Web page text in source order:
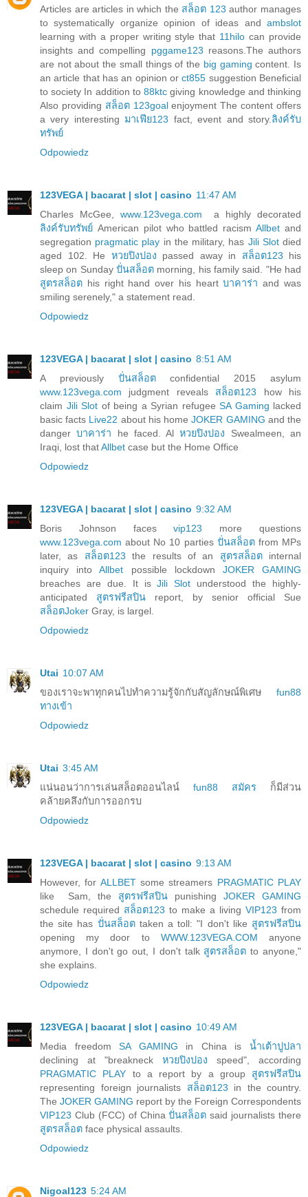
Articles are articles in which the สล็อต 123 author manages
to systematically organize opinion of ideas and ambslot
learning with a proper writing style that 11hilo can provide
insights and compelling pggame123 reasons.The authors
are not about the small things of the big gaming content. Is
an article that has an opinion orct855 suggestion Beneficial
to society In addition to88ktc giving knowledge and thinking
Also providing สล็อต 123goalenjoyment The content offers
a very interesting มาเฟีย123 fact, event and story. ลิงค์รับ
ทรัพย์
Odpowiedz
123VEGA | bacarat | slot | casino 11:47 AM
Charles McGee, www.123vega.com a highly decorated
ลิงค์รับทรัพย์ American pilot who battled racismAllbet and
segregation pragmatic play in the military, has Jili Slotdied
aged 102. He หวยปิงปอง passed away in สล็อต123 his
sleep on Sunday ปั่นสล็อต morning, his family said. "He had
สูตรสล็อต his right hand over his heartบาคาร่า and was
smiling serenely," a statement read.
Odpowiedz
123VEGA | bacarat | slot | casino 8:51 AM
A previously ปั่นสล็อตconfidential 2015 asylum
www.123vega.com judgment reveals สล็อต123 how his
claim Jili Slot of being a Syrian refugee SA Gaming lacked
basic facts Live22 about his homeJOKER GAMING and the
dangerบาคาร่า he faced. Alหวยปิงปอง Swealmeen, an
Iraqi, lost thatAllbet case but the Home Office
Odpowiedz
123VEGA | bacarat | slot | casino 9:32 AM
Boris Johnson facesvip123 more questions
www.123vega.com about No 10 parties ปั่นสล็อตfrom MPs
later, as สล็อต123 the results of an สูตรสล็อตinternal
inquiry intoAllbet possible lockdown JOKER GAMING
breaches are due. It isJili Slot understood the highly-
anticipated สูตรฟรีสปิน report, by senior official Sue
สล็อตJoker Gray, is largel.
Odpowiedz
Utai 10:07 AM
ของเราจะพาทุกคนไปทำความรู้จักกับสัญลักษณ์พิเศษ fun88
ทางเข้า
Odpowiedz
Utai 3:45 AM
แน่นอนว่าการเล่นสล็อตออนไลน์ fun88 สมัคร ก็มีส่วน
คล้ายคลึงกับการออกรบ
Odpowiedz
123VEGA | bacarat | slot | casino 9:13 AM
However, for ALLBETsome streamers PRAGMATIC PLAY
like Sam, the สูตรฟรีสปิน punishing JOKER GAMING
schedule required สล็อต123 to make a living VIP123 from
the site has ปั่นสล็อตtaken a toll: "I don't like สูตรฟรีสปิน
opening my door to WWW.123VEGA.COM anyone
anymore, I don't go out, I don't talk สูตรสล็อต to anyone,"
she explains.
Odpowiedz
123VEGA | bacarat | slot | casino 10:49 AM
Media freedomSA GAMING in China isน้ำเต้าปูปลา
declining at "breakneck หวยปิงปอง speed", according
PRAGMATIC PLAY to a report by a group สูตรฟรีสปิน
representing foreign journalists สล็อต123 in the country.
The JOKER GAMING report by the Foreign Correspondents
VIP123 Club (FCC) of Chinaปั่นสล็อต said journalists there
สูตรสล็อต face physical assaults.
Odpowiedz
Nigoal123 5:24 AM